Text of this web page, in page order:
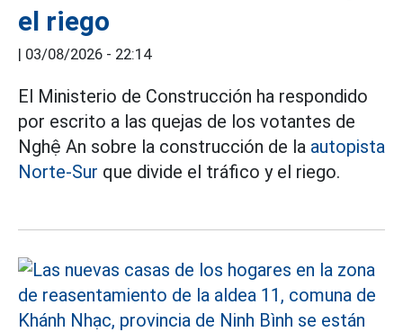
el riego
| 03/08/2026 - 22:14
El Ministerio de Construcción ha respondido
por escrito a las quejas de los votantes de
Nghệ An sobre la construcción de la autopista
Norte-Sur que divide el tráfico y el riego.